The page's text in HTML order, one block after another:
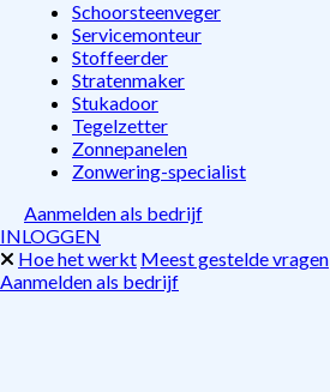
Schoorsteenveger
Servicemonteur
Stoffeerder
Stratenmaker
Stukadoor
Tegelzetter
Zonnepanelen
Zonwering-specialist
Aanmelden als bedrijf
INLOGGEN
Hoe het werkt Meest gestelde vragen
Aanmelden als bedrijf